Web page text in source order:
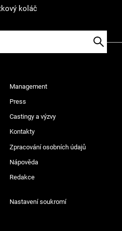
koláč
Management
Press
Castingy a výzvy
Kontakty
Zpracování osobních údajů
Nápověda
Redakce
Nastavení soukromí